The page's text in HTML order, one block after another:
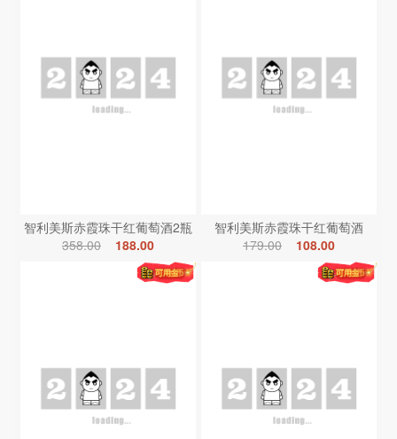
智利美斯赤霞珠干红葡萄酒2瓶
358.00
188.00
智利美斯赤霞珠干红葡萄酒
179.00
108.00